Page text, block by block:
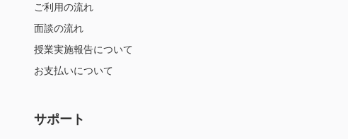
ご利用の流れ
面談の流れ
授業実施報告について
お支払いについて
サポート